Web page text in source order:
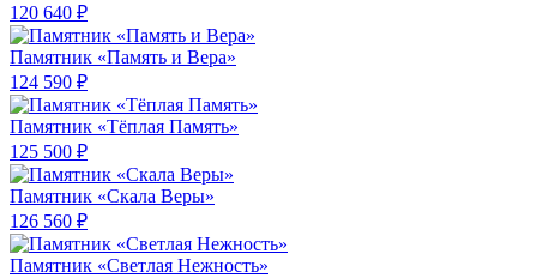
120 640 ₽
Памятник «Память и Вера»
124 590 ₽
Памятник «Тёплая Память»
125 500 ₽
Памятник «Скала Веры»
126 560 ₽
Памятник «Светлая Нежность»